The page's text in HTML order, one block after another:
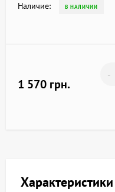
Наличие: В НАЛИЧИИ
1 570 грн.
-
Характеристики